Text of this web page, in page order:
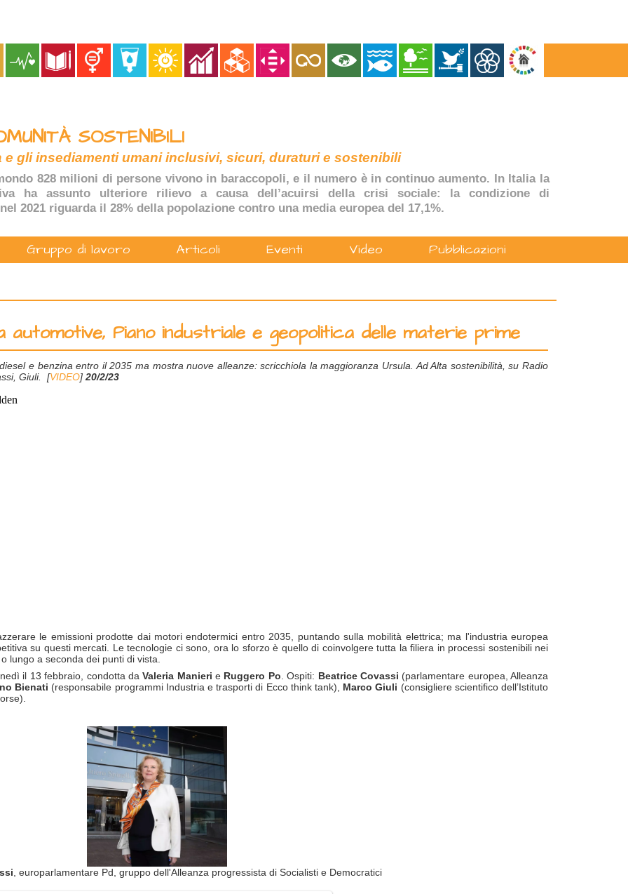
SOSTENIBILI
e gli insediamenti umani inclusivi, sicuri, duraturi e sostenibili
828 milioni di persone vivono in baraccopoli, e il numero è in continuo aumento. In Italia la
ha assunto ulteriore rilievo a causa dell’acuirsi della crisi sociale: la condizione di
2021 riguarda il 28% della popolazione contro una media europea del 17,1%.
Gruppo di lavoro Articoli Eventi Video Pubblicazioni
Piano industriale e geopolitica delle materie prime
e benzina entro il 2035 ma mostra nuove alleanze: scricchiola la maggioranza Ursula. Ad Alta sostenibilità, su Radio
Giuli. [VIDEO] 20/2/23
le emissioni prodotte dai motori endotermici entro 2035, puntando sulla mobilità elettrica; ma l'industria europea
su questi mercati. Le tecnologie ci sono, ora lo sforzo è quello di coinvolgere tutta la filiera in processi sostenibili nei
lungo a seconda dei punti di vista.
il 13 febbraio, condotta daValeria Manieri e Ruggero Po . Ospiti: Beatrice Covassi (parlamentare europea, Alleanza
Bienati (responsabile programmi Industria e trasporti di Ecco think tank), Marco Giuli (consigliere scientifico dell’Istituto
, europarlamentare Pd, gruppo dell'Alleanza progressista di Socialisti e Democratici